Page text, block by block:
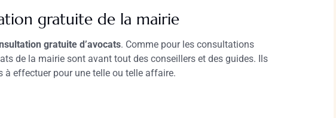
gratuite de la mairie
gratuite d’avocats. Comme pour les consultations
de la mairie sont avant tout des conseillers et des guides. Ils
à effectuer pour une telle ou telle affaire.